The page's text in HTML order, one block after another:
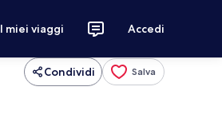
I miei viaggi Accedi
Condividi Salva